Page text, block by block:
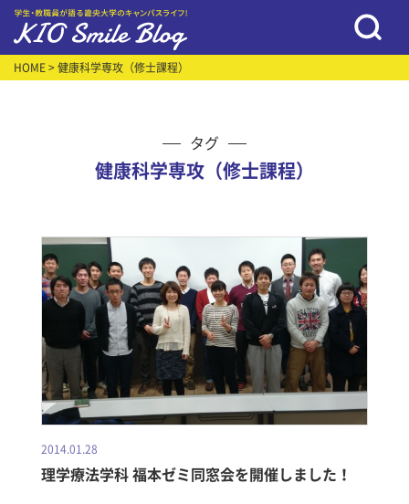
HOME > 健康科学専攻（修士課程）
タグ
健康科学専攻（修士課程）
2014.01.28
理学療法学科 福本ゼミ同窓会を開催しました！